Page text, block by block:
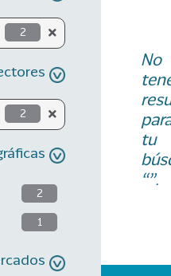
2
2
2
1
No
tu
“”.